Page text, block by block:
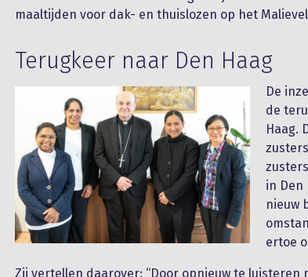
maaltijden voor dak- en thuislozen op het
Terugkeer naar Den Haag
De
de
Haag.
in Den
nieuw
ertoe
Zij vertellen daarover: “Door opnieuw te luisteren